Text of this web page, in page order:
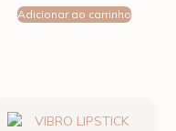
Adicionar ao carrinho